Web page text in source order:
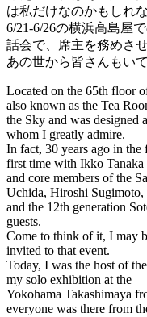
は私だけなのかもしれな
6/21-6/26の横浜高島屋
話会で、席主を務めさ
あの世から皆さんもい
Located on the 65th floor
also known as the Tea
the Sky and was designed
whom I greatly admire.
In fact, 30 years ago in
first time with Ikko Tanaka
and core members of the
Uchida, Hiroshi Sugimoto,
and the 12th generation
guests.
Come to think of it, I may
invited to that event.
Today, I was the host of
my solo exhibition at the
Yokohama Takashimaya
everyone was there from